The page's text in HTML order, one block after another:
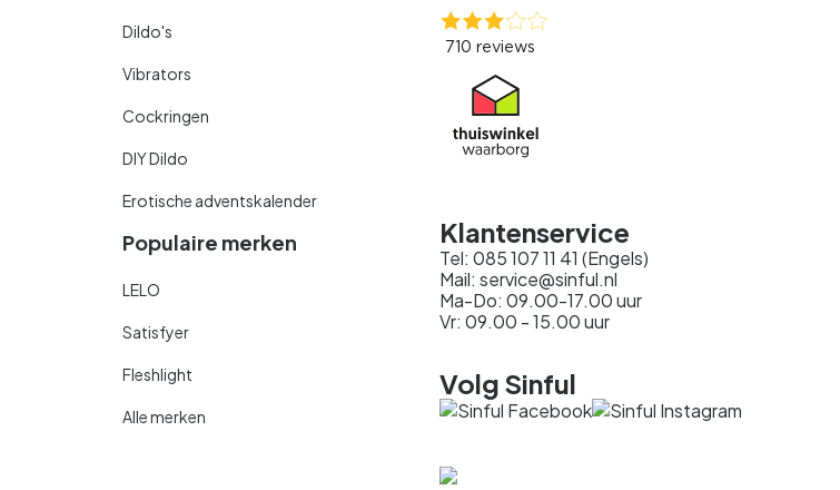
Dildo's
Vibrators
Cockringen
DIY Dildo
Erotische adventskalender
Populaire merken
LELO
Satisfyer
Fleshlight
Alle merken
Klantenservice
Tel: 085 107 11 41 (Engels)
Mail: service@sinful.nl
Ma-Do: 09.00-17.00 uur
Vr: 09.00 - 15.00 uur
Volg Sinful